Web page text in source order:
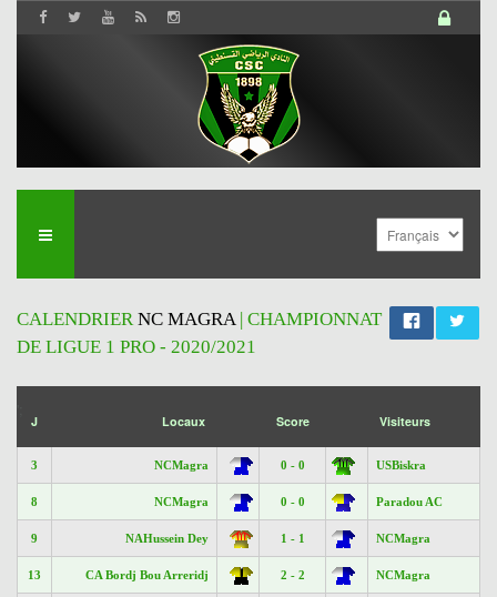
CALENDRIERNC MAGRA| CHAMPIONNAT
DE LIGUE 1 PRO - 2020/2021
J Locaux Score Visiteurs
3 NCMagra 0 - 0 USBiskra
8 NCMagra 0 - 0 Paradou AC
9 NAHussein Dey 1 - 1 NCMagra
13 CA Bordj Bou Arreridj 2 - 2 NCMagra